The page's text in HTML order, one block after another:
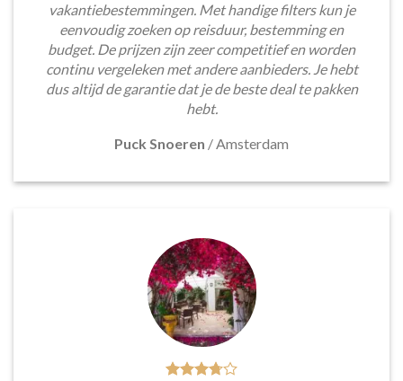
vakantiebestemmingen. Met handige filters kun je
eenvoudig zoeken op reisduur, bestemming en
budget. De prijzen zijn zeer competitief en worden
continu vergeleken met andere aanbieders. Je hebt
dus altijd de garantie dat je de beste deal te pakken
hebt.
Puck Snoeren /Amsterdam